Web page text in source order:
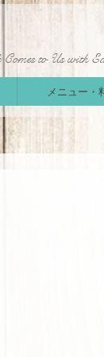
to Us with
メニュー・